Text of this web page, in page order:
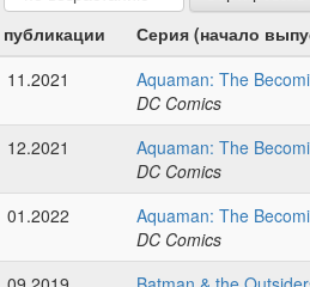
Серия (начало
11.2021
Aquaman: The
DC Comics
12.2021
Aquaman: The
DC Comics
01.2022
Aquaman: The
DC Comics